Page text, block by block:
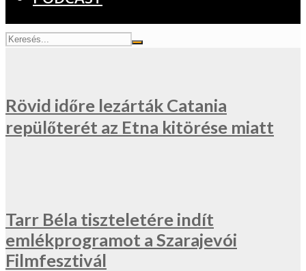
Rövid időre lezárták Catania
repülőterét az Etna kitörése miatt
Tarr Béla tiszteletére indít
emlékprogramot a Szarajevói
Filmfesztivál